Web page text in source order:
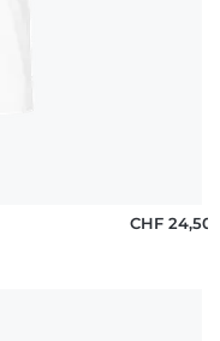
CHF 24,50